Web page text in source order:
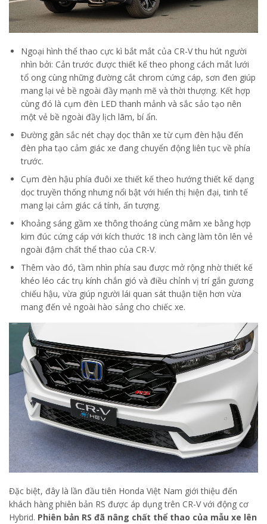
Ngoại hình thể thao cực kì bắt mắt của CR-V thu hút người
nhìn bởi: Cản trước được thiết kế theo phong cách mắt lưới
tổ ong cùng những đường cắt chrom cứng cáp, sơn đen giúp
mang lại vẻ bề ngoài đầy mạnh mẽ và thời thượng. Kết hợp
cùng đó là cụm đèn LED thanh mảnh và sắc sảo tạo nên
một vẻ bề ngoài đầy lịch lãm, bí ẩn.
Đường gân sắc nét chạy dọc thân xe từ cụm đèn hậu đến
đèn pha tạo cảm giác xe đang chuyển động liên tục về phía
trước.
Cụm đèn hậu phía đuôi xe thiết kế theo hướng thiết kế dạng
dọc truyền thống nhưng nổi bật với hiển thị hiện đại, tinh tế
mang lại cảm giác cá tính, ấn tượng.
Khoảng sáng gầm xe thông thoáng cùng mâm xe bằng hợp
kim đúc cứng cáp với kích thước 18 inch càng làm tôn lên vẻ
ngoài đậm chất thể thao của CR-V.
Thêm vào đó, tầm nhìn phía sau được mở rộng nhờ thiết kế
khéo léo các trụ kính chắn gió và điều chỉnh vị trí gắn gương
chiếu hậu, vừa giúp người lái quan sát thuận tiện hơn vừa
mang đến vẻ ngoài hào sảng cho chiếc xe.
Đặc biệt, đây là lần đầu tiên Honda Việt Nam giới thiệu đến
khách hàng phiên bản RS được áp dụng trên CR-V với động cơ
Hybrid. Phiên bản RS đã nâng chất thể thao của mẫu xe lên